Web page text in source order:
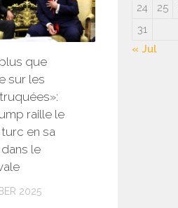
que
sur les
raille le
en sa
le
2025
24
25
31
« Jul